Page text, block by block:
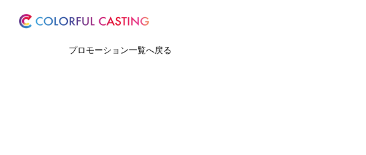
プロモーション一覧へ戻る